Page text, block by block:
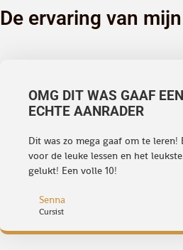
De ervaring van
OMG DIT WAS GAAF EEN
ECHTE AANRADER
Dit was zo mega gaaf om te leren!
voor de leuke lessen en het
gelukt! Een volle 10!
Senna
Cursist